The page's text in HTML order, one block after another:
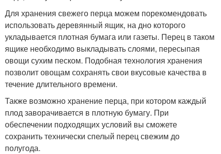
Для хранения свежего перца можем порекомендовать
использовать деревянный ящик, на дно которого
укладывается плотная бумага или газеты. Перец в таком
ящике необходимо выкладывать слоями, пересыпая
овощи сухим песком. Подобная технология хранения
позволит овощам сохранять свои вкусовые качества в
течение длительного времени.
Также возможно хранение перца, при котором каждый
плод заворачивается в плотную бумагу. При
обеспечении подходящих условий вы сможете
сохранить технически спелый перец свежим до
полугода.